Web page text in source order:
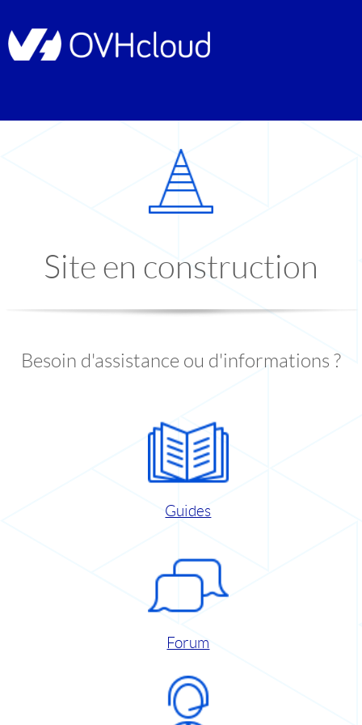
Site en construction
Besoin d'assistance ou d'informations ?
Guides
Forum